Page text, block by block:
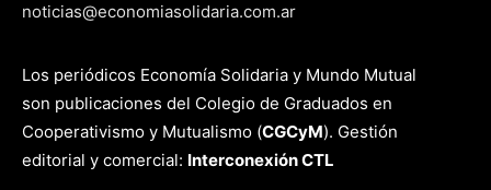
noticias@economiasolidaria.com.ar
Los periódicos Economía Solidaria y Mundo Mutual
son publicaciones del Colegio de Graduados en
Cooperativismo y Mutualismo (CGCyM). Gestión
editorial y comercial: Interconexión CTL